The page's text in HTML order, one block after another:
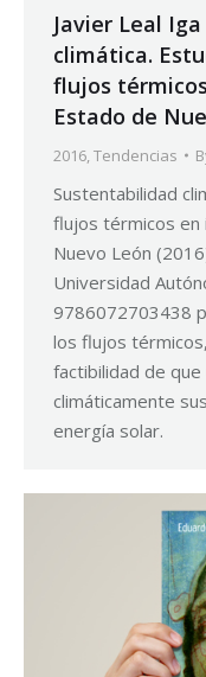
Javier Leal
climática.
flujos
Estado de
2016,Tendencias
Sustentabilidad
flujos térmicos en
Nuevo León
Universidad
9786072703438
los flujos
factibilidad de
climáticamente
energía solar.